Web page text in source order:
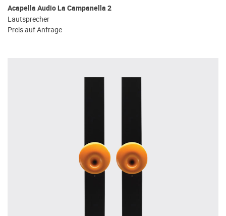
Acapella Audio La Campanella 2
Lautsprecher
Preis auf Anfrage